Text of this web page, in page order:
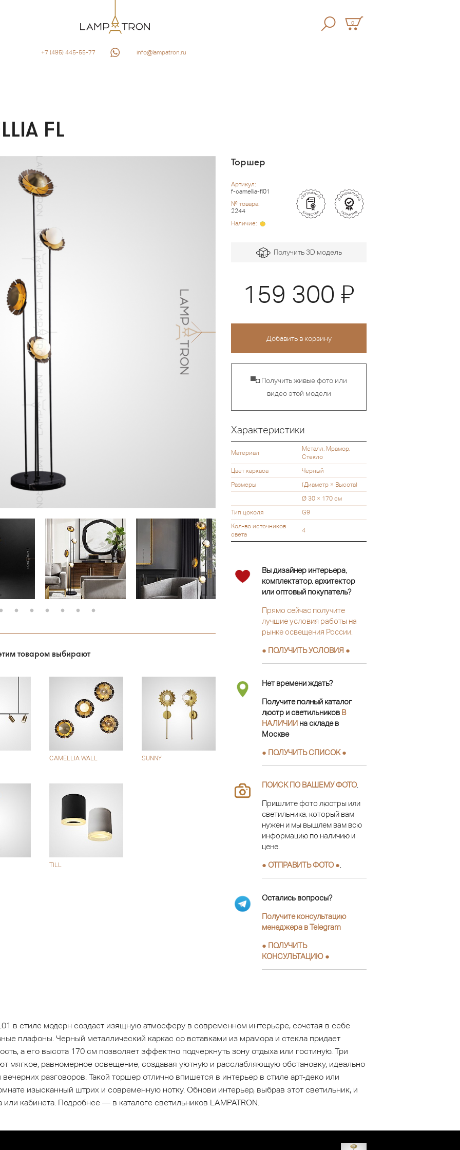
0
+7 (495) 445-55-77 info@lampatron.ru
FL
товаром выбирают
CAMELLIA WALL SUNNY
TILL
Торшер
Артикул:
f-camellia-fl01
№ товара:
2244
Наличие:
Получить 3D модель
159 300 Я
▀◘ Получить живые фото или
видео этой модели
Характеристики
Материал
Металл, Мрамор,
Стекло
Цвет каркаса
Черный
Размеры
(Диаметр × Высота)
Ø 30 × 170 см
Тип цоколя
G9
Кол-во источников
света
4
Вы дизайнер интерьера,
комплектатор, архитектор
или оптовый покупатель?
Прямо сейчас получите
лучшие условия работы на
рынке освещения России.
● ПОЛУЧИТЬ УСЛОВИЯ ●
Нет времени ждать?
Получите полный каталог
люстр и светильников В
НАЛИЧИИ на складе в
Москве
● ПОЛУЧИТЬ СПИСОК ●
ПОИСК ПО ВАШЕМУ ФОТО
Пришлите фото люстры или
светильника, который вам
нужен и мы вышлем вам всю
информацию по наличию и
цене.
● ОТПРАВИТЬ ФОТО ●
Остались вопросы?
Получите консультацию
менеджера в Telegram
● ПОЛУЧИТЬ
КОНСУЛЬТАЦИЮ ●
в стиле модерн создает изящную атмосферу в современном интерьере, сочетая в себе
плафоны. Черный металлический каркас со вставками из мрамора и стекла придает
а его высота 170 см позволяет эффектно подчеркнуть зону отдыха или гостиную. Три
мягкое, равномерное освещение, создавая уютную и расслабляющую обстановку, идеально
разговоров. Такой торшер отлично впишется в интерьер в стиле арт-деко или
изысканный штрих и современную нотку. Обнови интерьер, выбрав этот светильник, и
кабинета. Подробнее — в каталоге светильников LAMPATRON.